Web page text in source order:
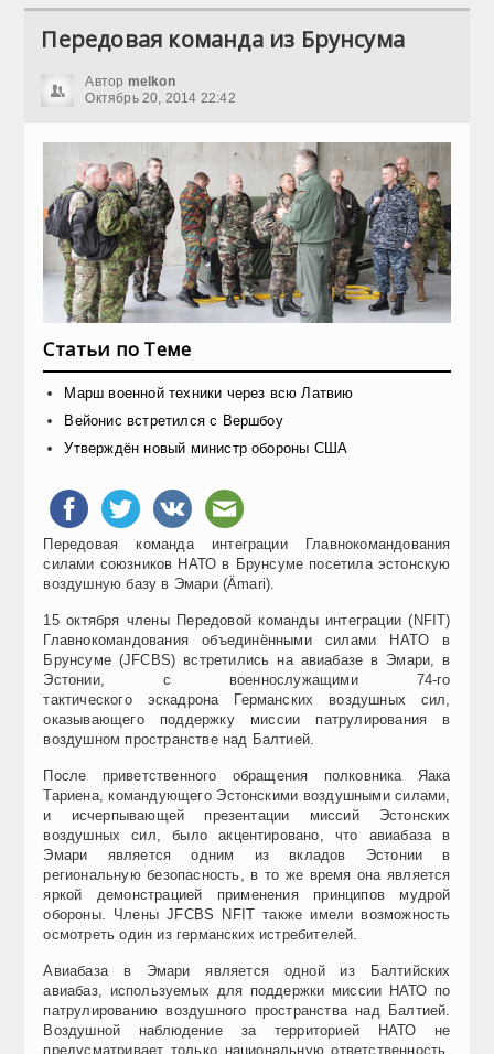
Передовая команда из Брунсума
Автор melkon
Октябрь 20, 2014 22:42
Статьи по Теме
Марш военной техники через всю Латвию
Вейонис встретился с Вершбоу
Утверждён новый министр обороны США
Передовая команда интеграции Главнокомандования
силами союзников НАТО в Брунсуме посетила эстонскую
воздушную базу в Эмари (Ämari).
15 октября члены Передовойкоманд ы интеграции(NFIT)
Главнокомандования объединёнными силами НАТО в
Брунсуме (JFCBS) встретились на авиабазе в Эмари, в
Эстонии, с военнослужащими74-го
тактическогоэскадрона Германских воздушных сил,
оказывающегоподдержку миссии патрулирования в
воздушном пространстве над Балтией.
После приветственного обращения полковника Яака
Тариена, командующего Эстонскими воздушными силами,
и исчерпывающей презентации миссий Эстонских
воздушных сил, было акцентировано, что авиабаза в
Эмари является одним из вкладов Эстонии в
региональную безопасность, в то же время она является
яркой демонстрацией применения принципов мудрой
обороны. Члены JFCBS NFITтакже имели возможность
осмотреть один из германских истребителей.
Авиабаза в Эмари является одной из Балтийских
авиабаз, используемых для поддержки миссии НАТО по
патрулированию воздушного пространства над Балтией.
Воздушной наблюдение за территорией НАТО не
предусматривает только национальную ответственность,